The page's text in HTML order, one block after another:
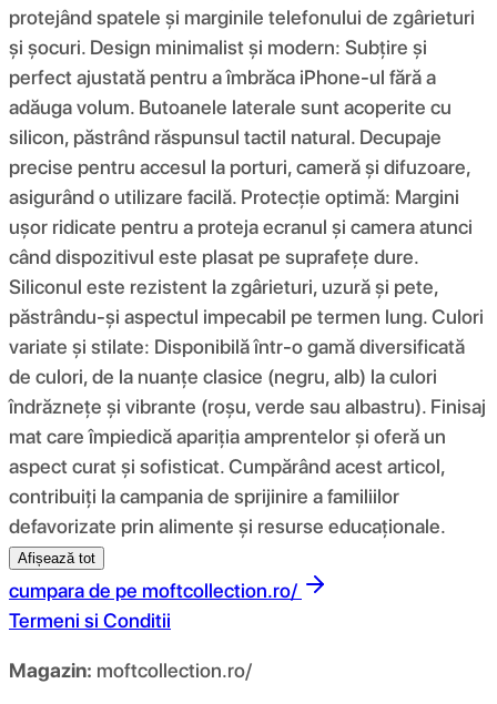
protejând spatele și marginile telefonului de zgârieturi
și șocuri. Design minimalist și modern: Subțire și
perfect ajustată pentru a îmbrăca iPhone-ul fără a
adăuga volum. Butoanele laterale sunt acoperite cu
silicon, păstrând răspunsul tactil natural. Decupaje
precise pentru accesul la porturi, cameră și difuzoare,
asigurând o utilizare facilă. Protecție optimă: Margini
ușor ridicate pentru a proteja ecranul și camera atunci
când dispozitivul este plasat pe suprafețe dure.
Siliconul este rezistent la zgârieturi, uzură și pete,
păstrându-și aspectul impecabil pe termen lung. Culori
variate și stilate: Disponibilă într-o gamă diversificată
de culori, de la nuanțe clasice (negru, alb) la culori
îndrăznețe și vibrante (roșu, verde sau albastru). Finisaj
mat care împiedică apariția amprentelor și oferă un
aspect curat și sofisticat. Cumpărând acest articol,
contribuiți la campania de sprijinire a familiilor
defavorizate prin alimente și resurse educaționale.
Afișează tot
cumpara de pe moftcollection.ro/
Termeni si Conditii
Magazin: moftcollection.ro/